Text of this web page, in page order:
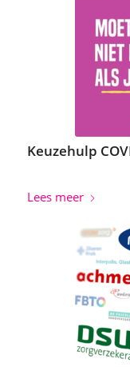
Keuzehulp
Lees meer